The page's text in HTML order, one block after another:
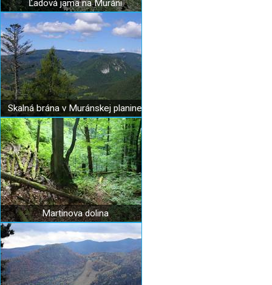
Ľadová jama na Muráni
Skalná brána v Muránskej planine
Martinova dolina